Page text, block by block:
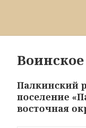
Палкинский
поселение
восточная